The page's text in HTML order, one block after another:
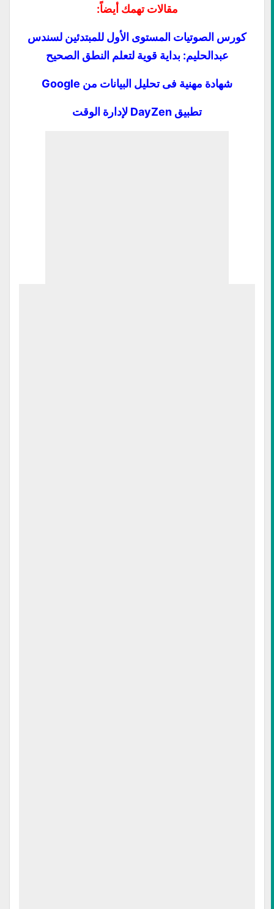
مقالات تهمك أيضاً:
كورس الصوتيات المستوى الأول للمبتدئين لسندس
عبدالحليم: بداية قوية لتعلم النطق الصحيح
شهادة مهنية فى تحليل البيانات من Google
تطبيق DayZen لإدارة الوقت